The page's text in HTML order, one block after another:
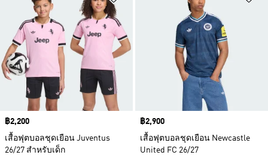
Price
฿2,200
เสื้อฟุตบอลชุดเยือน Juventus
26/27 สำหรับเด็ก
Price
฿2,900
เสื้อฟุตบอลชุดเยือน Newcastle
United FC 26/27